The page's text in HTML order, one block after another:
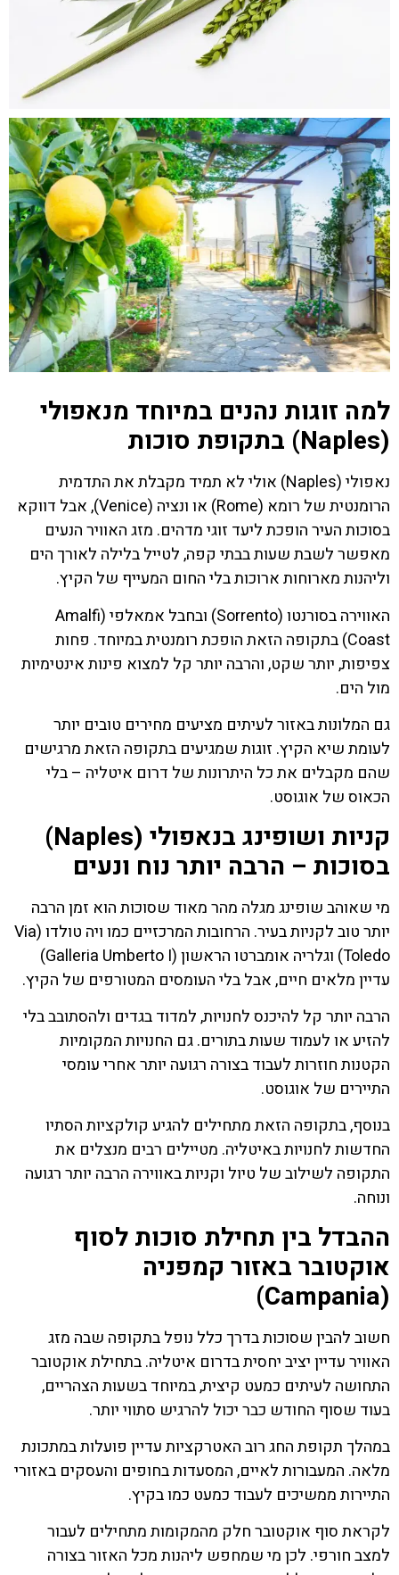
למה זוגות נהנים במיוחד מנאפולי
(Naples) בתקופת סוכות
נאפולי (Naples) אולי לא תמיד מקבלת את התדמית
הרומנטית של רומא (Rome) או ונציה (Venice), אבל דווקא
בסוכות העיר הופכת ליעד זוגי מדהים. מזג האוויר הנעים
מאפשר לשבת שעות בבתי קפה, לטייל בלילה לאורך הים
וליהנות מארוחות ארוכות בלי החום המעייף של הקיץ.
האווירה בסורנטו (Sorrento) ובחבל אמאלפי (Amalfi
Coast) בתקופה הזאת הופכת רומנטית במיוחד. פחות
צפיפות, יותר שקט, והרבה יותר קל למצוא פינות אינטימיות
מול הים.
גם המלונות באזור לעיתים מציעים מחירים טובים יותר
לעומת שיא הקיץ. זוגות שמגיעים בתקופה הזאת מרגישים
שהם מקבלים את כל היתרונות של דרום איטליה – בלי
הכאוס של אוגוסט.
קניות ושופינג בנאפולי (Naples)
בסוכות – הרבה יותר נוח ונעים
מי שאוהב שופינג מגלה מהר מאוד שסוכות הוא זמן הרבה
יותר טוב לקניות בעיר. הרחובות המרכזיים כמו ויה טולדו (Via
Toledo) וגלריה אומברטו הראשון (Galleria Umberto I)
עדיין מלאים חיים, אבל בלי העומסים המטורפים של הקיץ.
הרבה יותר קל להיכנס לחנויות, למדוד בגדים ולהסתובב בלי
להזיע או לעמוד שעות בתורים. גם החנויות המקומיות
הקטנות חוזרות לעבוד בצורה רגועה יותר אחרי עומסי
התיירים של אוגוסט.
בנוסף, בתקופה הזאת מתחילים להגיע קולקציות הסתיו
החדשות לחנויות באיטליה. מטיילים רבים מנצלים את
התקופה לשילוב של טיול וקניות באווירה הרבה יותר רגועה
ונוחה.
ההבדל בין תחילת סוכות לסוף
אוקטובר באזור קמפניה
(Campania)
חשוב להבין שסוכות בדרך כלל נופל בתקופה שבה מזג
האוויר עדיין יציב יחסית בדרום איטליה. בתחילת אוקטובר
התחושה לעיתים כמעט קיצית, במיוחד בשעות הצהריים,
בעוד שסוף החודש כבר יכול להרגיש סתווי יותר.
במהלך תקופת החג רוב האטרקציות עדיין פועלות במתכונת
מלאה. המעבורות לאיים, המסעדות בחופים והעסקים באזורי
התיירות ממשיכים לעבוד כמעט כמו בקיץ.
לקראת סוף אוקטובר חלק מהמקומות מתחילים לעבור
למצב חורפי. לכן מי שמחפש ליהנות מכל האזור בצורה